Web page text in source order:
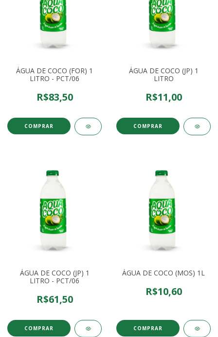
ÁGUA DE COCO (FOR) 1
LITRO - PCT/06
R$83,50
ÁGUA DE COCO (JP) 1
LITRO
R$11,00
ÁGUA DE COCO (JP) 1
LITRO - PCT/06
R$61,50
ÁGUA DE COCO (MOS) 1L
R$10,60